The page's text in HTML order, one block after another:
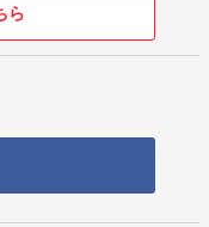
ら